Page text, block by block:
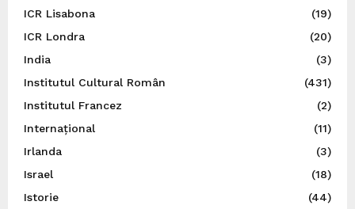
ICR Lisabona
(19)
ICR Londra
(20)
India
(3)
Institutul Cultural Român
(431)
Institutul Francez
(2)
Internațional
(11)
Irlanda
(3)
Israel
(18)
Istorie
(44)